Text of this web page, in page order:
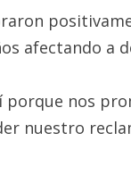
afectando a
porque nos
nuestro